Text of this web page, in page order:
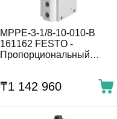
MPPE-3-1/8-10-010-B
161162 FESTO -
Пропорциональный
₸1 142 960